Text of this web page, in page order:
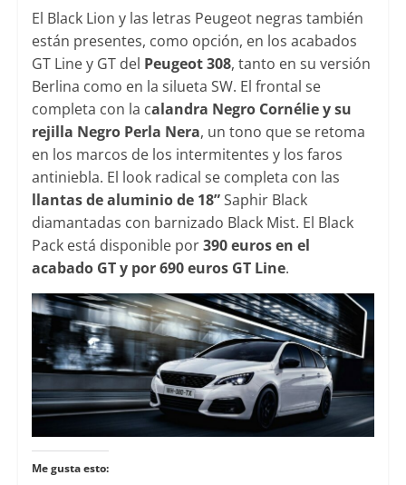
El Black Lion y las letras Peugeot negras también
están presentes, como opción, en los acabados
GT Line y GT del Peugeot 308, tanto en su versión
Berlina como en la silueta SW. El frontal se
completa con la calandra Negro Cornélie y su
rejilla Negro Perla Nera, un tono que se retoma
en los marcos de los intermitentes y los faros
antiniebla. El look radical se completa con las
llantas de aluminio de 18”Saphir Black
diamantadas con barnizado Black Mist. El Black
Pack está disponible por390 euros en el
acabado GT y por 690 euros GT Line.
Me gusta esto: